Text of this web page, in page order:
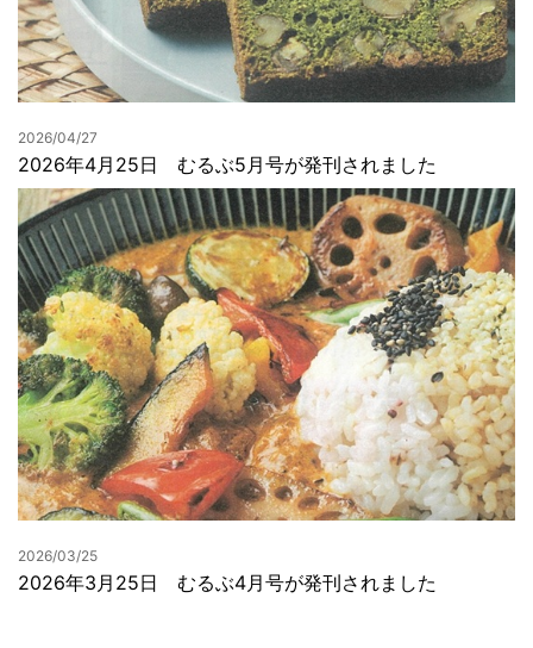
2026/04/27
2026年4月25日 むるぶ5月号が発刊されました
2026/03/25
2026年3月25日 むるぶ4月号が発刊されました